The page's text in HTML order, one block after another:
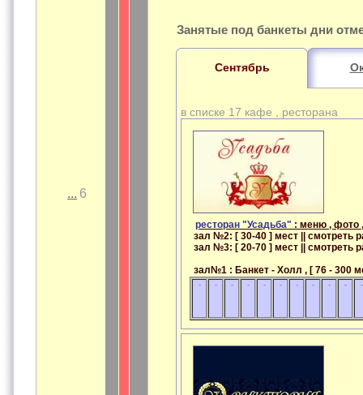
... 6
Занятые под банкеты дни
Сентябрь
в списке 17 кафе , ресторана
ресторан "Усадьба" : меню , фото
зал №2: [ 30-40 ] мест || смотреть
зал №3: [ 20-70 ] мест || смотреть
зал№1 : Банкет - Холл , [ 76 - 300
- - - - - - - - - - -